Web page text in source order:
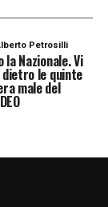
Petrosilli
Nazionale. Vi
dietro le quinte
male del